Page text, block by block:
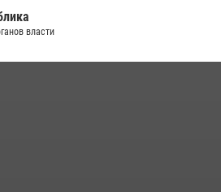
Национальном телевидении Чувашии
власти